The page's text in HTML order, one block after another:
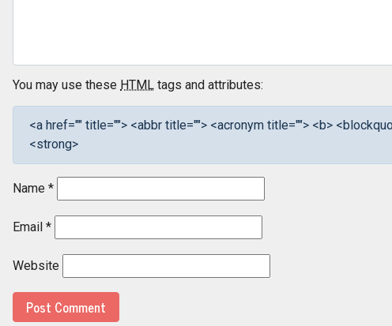
You may use these HTML tags and attributes:
<a href="" title=""> <abbr title=""> <acronym title=""> <b>
<strong>
Name *
Email *
Website